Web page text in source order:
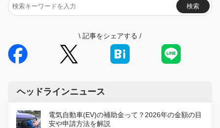
検索
\ 記事をシェアする /
ヘッドラインニュース
電気自動車(EV)の補助金って？2026年の金額の目
安や申請方法を解説